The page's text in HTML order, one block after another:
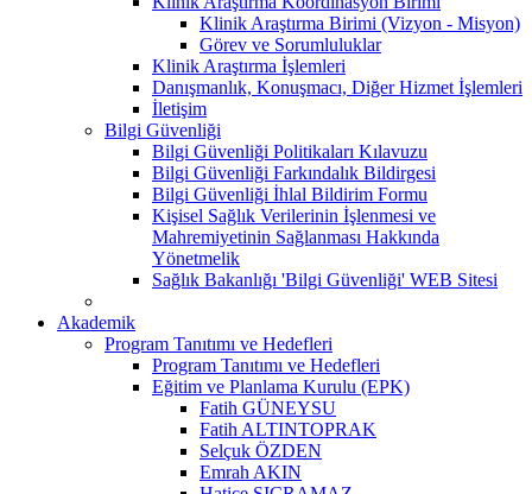
Klinik Araştırma Birimi (Vizyon - Misyon)
Görev ve Sorumluluklar
Klinik Araştırma İşlemleri
Danışmanlık, Konuşmacı, Diğer Hizmet İşlemleri
İletişim
Bilgi Güvenliği
Bilgi Güvenliği Politikaları Kılavuzu
Bilgi Güvenliği Farkındalık Bildirgesi
Bilgi Güvenliği İhlal Bildirim Formu
Kişisel Sağlık Verilerinin İşlenmesi ve
Mahremiyetinin Sağlanması Hakkında
Yönetmelik
Sağlık Bakanlığı 'Bilgi Güvenliği' WEB Sitesi
Akademik
Program Tanıtımı ve Hedefleri
Program Tanıtımı ve Hedefleri
Eğitim ve Planlama Kurulu (EPK)
Fatih GÜNEYSU
Fatih ALTINTOPRAK
Selçuk ÖZDEN
Emrah AKIN